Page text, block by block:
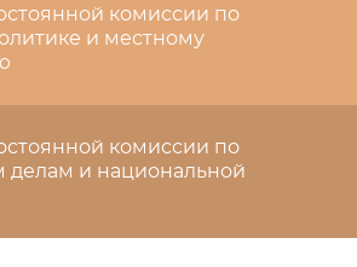
комиссии по
и местному
комиссии по
и национальной